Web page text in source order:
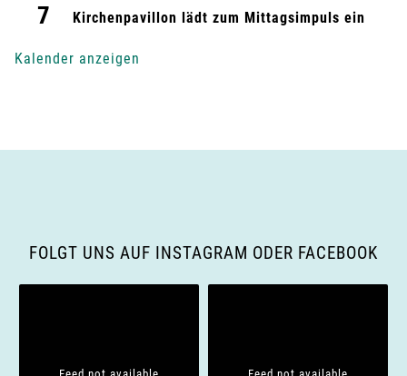
-
a
7 Kirchenpavillon lädt zum Mittagsimpuls ein
Kalender anzeigen
FOLGT UNS AUF INSTAGRAM ODER FACEBOOK